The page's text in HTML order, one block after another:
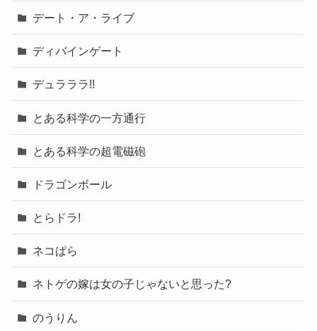
デート・ア・ライブ
ディバインゲート
デュラララ!!
とある科学の一方通行
とある科学の超電磁砲
ドラゴンボール
とらドラ!
ネコぱら
ネトゲの嫁は女の子じゃないと思った?
のうりん